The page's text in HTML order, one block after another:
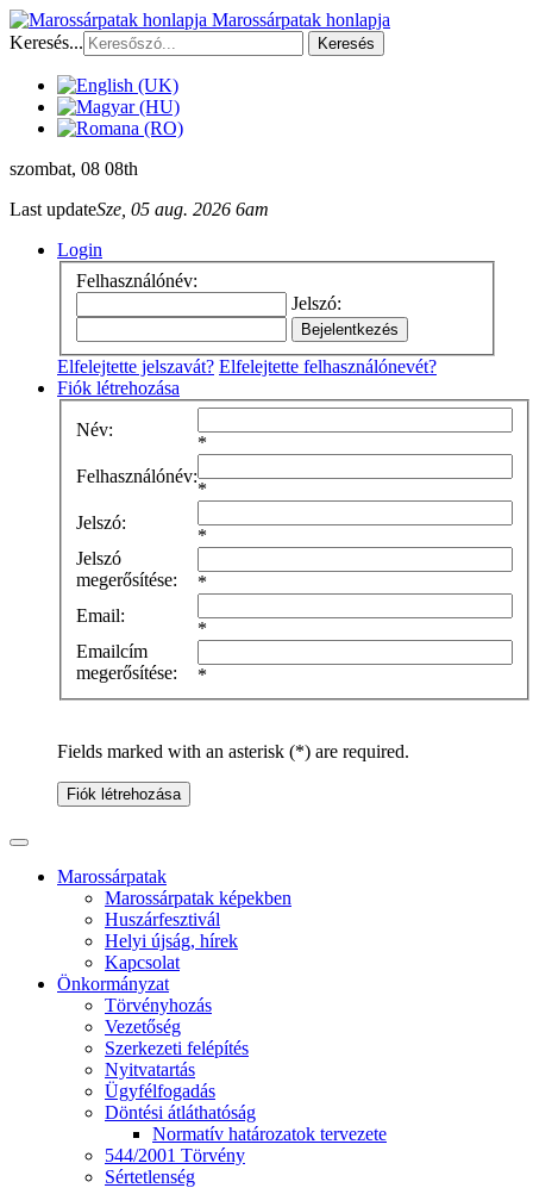
Marossárpatak honlapja
Keresés...
Keresés
szombat, 08 08th
Last updateSze, 05 aug. 2026 6am
Login
Felhasználónév:
Jelszó:
Elfelejtette jelszavát? Elfelejtette felhasználónevét?
Fiók létrehozása
Név:
*
Felhasználónév:
*
Jelszó:
*
Jelszó
megerősítése:
*
Email:
*
Emailcím
megerősítése:
*
Fields marked with an asterisk (*) are required.
Fiók létrehozása
Marossárpatak
Marossárpatak képekben
Huszárfesztivál
Helyi újság, hírek
Kapcsolat
Önkormányzat
Törvényhozás
Vezetőség
Szerkezeti felépítés
Nyitvatartás
Ügyfélfogadás
Döntési átláthatóság
Normatív határozatok tervezete
544/2001 Törvény
Sértetlenség